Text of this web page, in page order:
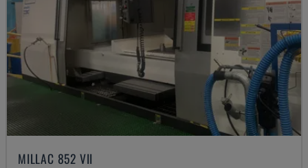
MILLAC 852 VII